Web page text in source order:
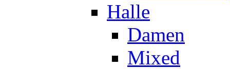
Halle
Damen
Mixed